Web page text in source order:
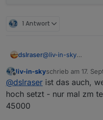
1 Antwort
dslraser@liv-in-sky
Die Anzahl
sondern
angemeldeter
zwische z.B. 7
Offline
liv-in-skyschrieb am 17.
zuletzt editiert von
@dslraser ist das auch,
hoch setzt - nur mal zm
45000